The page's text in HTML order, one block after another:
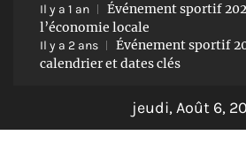
Il y a 1 an
Événement sportif
l’économie locale
Il y a 2 ans
Événement sportif
calendrier et dates clés
jeudi, Août 6,